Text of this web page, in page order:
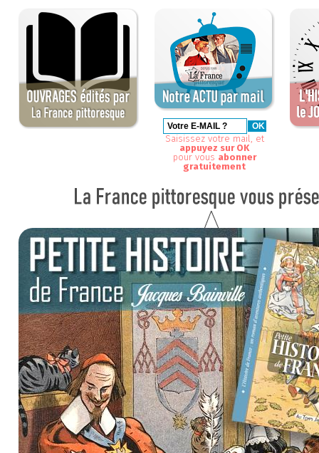
Saisissez votre mail, et
appuyez sur OK
pour vous abonner
gratuitement